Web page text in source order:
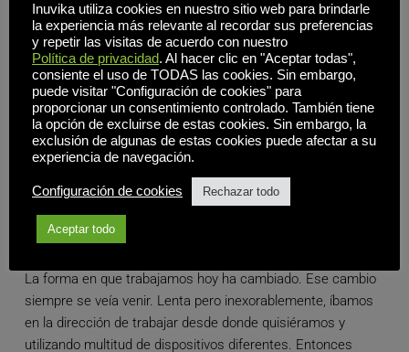
Libros blancos
La forma en que trabajamos hoy ha cambiado. Ese cambio
siempre se veía venir. Lenta pero inexorablemente, íbamos
en la dirección de trabajar desde donde quisiéramos y
utilizando multitud de dispositivos diferentes. Entonces
Inuvika utiliza cookies en nuestro sitio web para brindarle
la experiencia más relevante al recordar sus preferencias
y repetir las visitas de acuerdo con nuestro
Política de privacidad. Al hacer clic en "Aceptar todas",
consiente el uso de TODAS las cookies. Sin embargo,
puede visitar "Configuración de cookies" para
proporcionar un consentimiento controlado. También tiene
la opción de excluirse de estas cookies. Sin embargo, la
exclusión de algunas de estas cookies puede afectar a su
experiencia de navegación.
Configuración de cookies Rechazar todo
Aceptar todo